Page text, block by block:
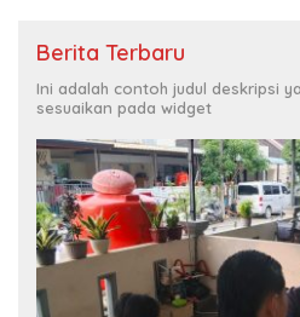
Berita Terbaru
Ini adalah contoh judul deskripsi
sesuaikan pada widget